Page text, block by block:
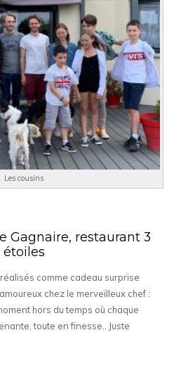
Les cousins
Gagnaire, restaurant 3
étoiles
comme cadeau surprise
chez le merveilleux chef :
hors du temps où chaque
toute en finesse.. Juste